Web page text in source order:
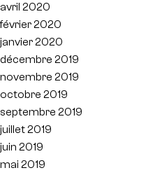
avril 2020
février 2020
janvier 2020
décembre 2019
novembre 2019
octobre 2019
septembre 2019
juillet 2019
juin 2019
mai 2019